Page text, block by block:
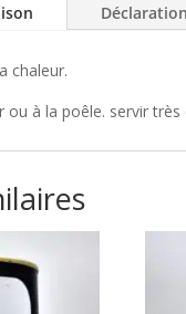
chaleur.
ou à la poêle. servir